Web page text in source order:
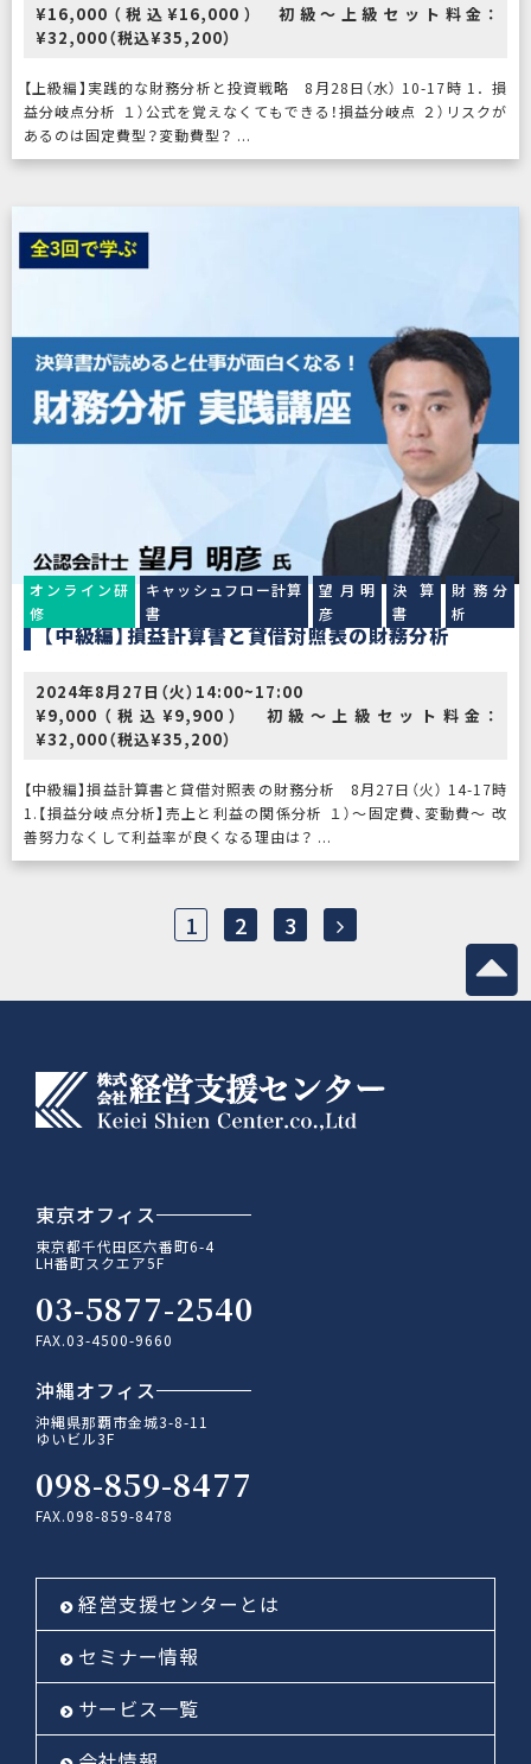
¥16,000（税込¥16,000） 初級～上級セット料金：
¥32,000（税込¥35,200）
【上級編】実践的な財務分析と投資戦略 8月28日（水） 10-17時 1．損
益分岐点分析 １）公式を覚えなくてもできる！損益分岐点 ２）リスクが
あるのは固定費型？変動費型？ ...
オンライン研
修
キャッシュフロー計算
書
望月明
彦
決算
書
財務分
析
【中級編】損益計算書と貸借対照表の財務分析
2024年8月27日（火）14:00~17:00
¥9,000（税込¥9,900） 初級～上級セット料金：
¥32,000（税込¥35,200）
【中級編】損益計算書と貸借対照表の財務分析 8月27日（火） 14-17時
1.【損益分岐点分析】売上と利益の関係分析 １）～固定費、変動費〜 改
善努力なくして利益率が良くなる理由は？ ...
1 2 3
東京オフィス
東京都千代田区六番町6-4
LH番町スクエア5F
03-5877-2540
FAX.03-4500-9660
沖縄オフィス
沖縄県那覇市金城3-8-11
ゆいビル3F
098-859-8477
FAX.098-859-8478
経営支援センターとは
セミナー情報
サービス一覧